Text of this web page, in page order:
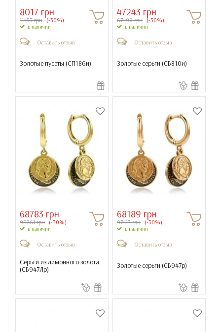
8017 грн
11453 грн (-30%)
в наличии
Оставить отзыв
Золотые пусеты (СП186и)
47243 грн
67490 грн (-30%)
в наличии
Оставить отзыв
Золотые серьги (СБ810и)
68783 грн
98261 грн (-30%)
в наличии
Оставить отзыв
Серьги из лимонного золота
(СБ947Лр)
68189 грн
97413 грн (-30%)
в наличии
Оставить отзыв
Золотые серьги (СБ947р)